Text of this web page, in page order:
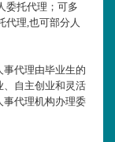
委托代理；可多
代理,也可部分人
代理由毕业生的
、自主创业和灵活
事代理机构办理委